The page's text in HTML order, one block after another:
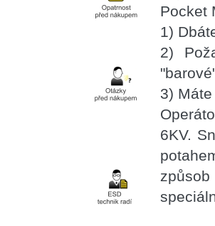
Pocket
1)
2)
3)
6KV.